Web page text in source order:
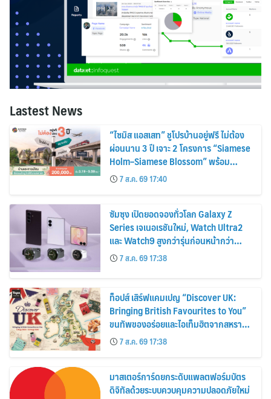
Lastest News
“ไซมิส แอสเสท” ชูโปรบ้านอยู่ฟรี ไม่ต้อง
ผ่อนนาน 3 ปี เจาะ 2 โครงการ “Siamese
Holm–Siamese Blossom” พร้อม
ส่วนลดและสิทธิพิเศษถึง 31 สิงหาคม
2569
7 ส.ค. 69 17:40
ซัมซุง เปิดยอดจองทั่วโลก Galaxy Z
Series เจเนอเรชันใหม่, Watch Ultra2
และ Watch9 สูงกว่ารุ่นก่อนหน้ากว่า
30%7 ส.ค. 69 17:38
ท็อปส์ เสิร์ฟแคมเปญ “Discover UK:
Bringing British Favourites to You”
ขนทัพของอร่อยและไอเท็มฮิตจากสหราช
อาณาจักร ส่งตรงถึงมือตั้งแต่วันนี้ – 18
สิงหาคมนี้
7 ส.ค. 69 17:38
มาสเตอร์การ์ดยกระดับแพลตฟอร์มบัตร
ดิจิทัลด้วยระบบควบคุมความปลอดภัยใหม่